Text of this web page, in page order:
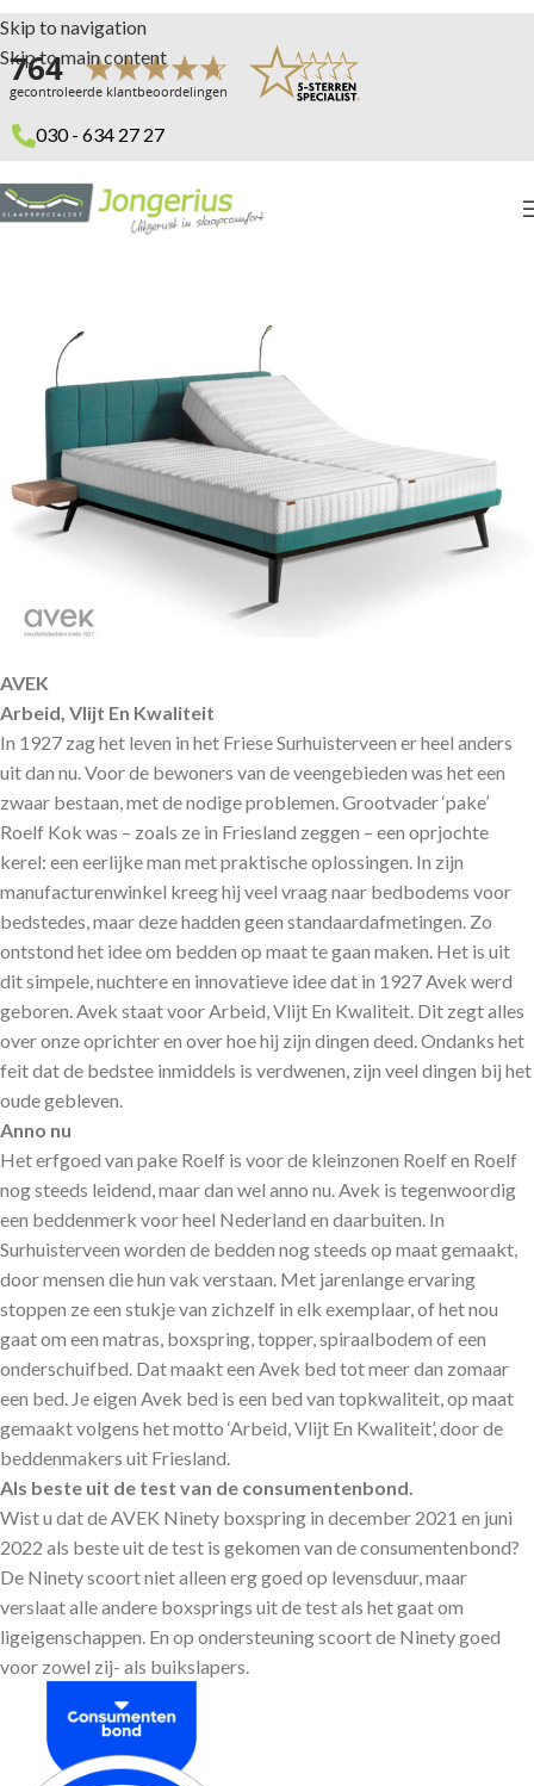
Skip to navigation
Skip to main content
030 - 634 27 27
AVEK
Arbeid, Vlijt En Kwaliteit
In 1927 zag het leven in het Friese Surhuisterveen er heel anders
uit dan nu. Voor de bewoners van de veengebieden was het een
zwaar bestaan, met de nodige problemen. Grootvader ‘pake’
Roelf Kok was – zoals ze in Friesland zeggen – een oprjochte
kerel: een eerlijke man met praktische oplossingen. In zijn
manufacturenwinkel kreeg hij veel vraag naar bedbodems voor
bedstedes, maar deze hadden geen standaardafmetingen. Zo
ontstond het idee om bedden op maat te gaan maken. Het is uit
dit simpele, nuchtere en innovatieve idee dat in 1927 Avek werd
geboren. Avek staat voor Arbeid, Vlijt En Kwaliteit. Dit zegt alles
over onze oprichter en over hoe hij zijn dingen deed. Ondanks het
feit dat de bedstee inmiddels is verdwenen, zijn veel dingen bij het
oude gebleven.
Anno nu
Het erfgoed van pake Roelf is voor de kleinzonen Roelf en Roelf
nog steeds leidend, maar dan wel anno nu. Avek is tegenwoordig
een beddenmerk voor heel Nederland en daarbuiten. In
Surhuisterveen worden de bedden nog steeds op maat gemaakt,
door mensen die hun vak verstaan. Met jarenlange ervaring
stoppen ze een stukje van zichzelf in elk exemplaar, of het nou
gaat om een matras, boxspring, topper, spiraalbodem of een
onderschuifbed. Dat maakt een Avek bed tot meer dan zomaar
een bed. Je eigen Avek bed is een bed van topkwaliteit, op maat
gemaakt volgens het motto ‘Arbeid, Vlijt En Kwaliteit’, door de
beddenmakers uit Friesland.
Als beste uit de test van de consumentenbond.
Wist u dat de AVEK Ninety boxspring in december 2021 en juni
2022 als beste uit de test is gekomen van de consumentenbond?
De Ninety scoort niet alleen erg goed op levensduur, maar
verslaat alle andere boxsprings uit de test als het gaat om
ligeigenschappen. En op ondersteuning scoort de Ninety goed
voor zowel zij- als buikslapers.